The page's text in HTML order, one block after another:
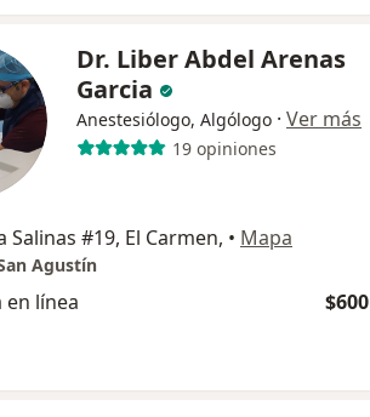
Dr. Liber Abdel Arenas
Garcia
Anestesiólogo, Algólogo · Ver más
19 opiniones
Salinas #19, El Carmen, • Mapa
Agustín
en línea $600